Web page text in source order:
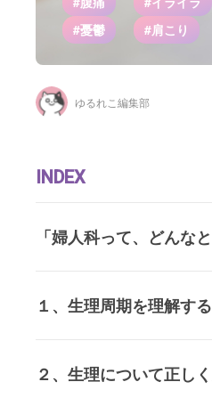
#憂鬱
#肩こり
ゆるれこ編集部
INDEX
「婦人科って、どんな
１、生理周期を理解す
２、生理について正し